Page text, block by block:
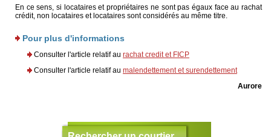
En ce sens, si locataires et propriétaires ne sont pas égaux face au rachat
crédit, non locataires et locataires sont considérés au même titre.
Pour plus d'informations
Consulter l'article relatif au rachat credit et FICP
Consulter l'article relatif au malendettement et surendettement
Aurore